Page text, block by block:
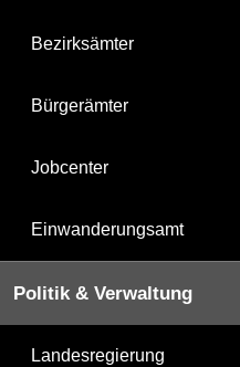
Bezirksämter
Bürgerämter
Jobcenter
Einwanderungsamt
Politik & Verwaltung
Landesregierung